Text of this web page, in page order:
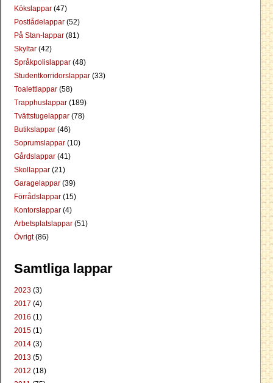
Kökslappar (47)
Postlådelappar (52)
På Stan-lappar (81)
Skyltar (42)
Språkpolislappar (48)
Studentkorridorslappar (33)
Toalettlappar (58)
Trapphuslappar (189)
Tvättstugelappar (78)
Butikslappar (46)
Soprumslappar (10)
Gårdslappar (41)
Skollappar (21)
Garagelappar (39)
Förrådslappar (15)
Kontorslappar (4)
Arbetsplatslappar (51)
Övrigt(86)
Samtliga lappar
2023 (3)
2017 (4)
2016 (1)
2015 (1)
2014 (3)
2013 (5)
2012 (18)